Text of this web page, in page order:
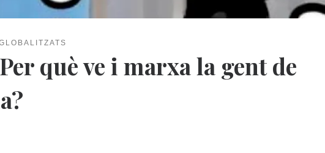
què ve i marxa la gent de